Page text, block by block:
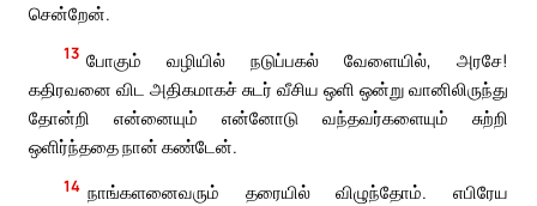
சென்றேன்.
13 போகும் வழியில் நடுப்பகல் வேளையில், அரசே!
கதிரவனை விட அதிகமாகச் சுடர் வீசிய ஒளி ஒன்று வானிலிருந்து
தோன்றி என்னையும் என்னோடு வந்தவர்களையும் சுற்றி
ஒளிர்ந்ததை நான் கண்டேன்.
14 நாங்களனைவரும் தரையில் விழுந்தோம். எபிரேய